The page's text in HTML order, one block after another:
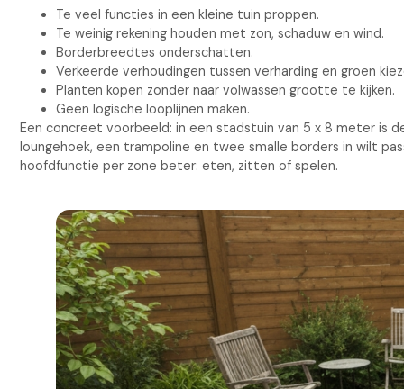
Te veel functies in een kleine tuin proppen.
Te weinig rekening houden met zon, schaduw en wind.
Borderbreedtes onderschatten.
Verkeerde verhoudingen tussen verharding en groen
Planten kopen zonder naar volwassen grootte te kijken.
Geen logische looplijnen maken.
Een concreet voorbeeld: in een stadstuin van 5 x 8 meter is
loungehoek, een trampoline en twee smalle borders in wilt
hoofdfunctie per zone beter: eten, zitten of spelen.